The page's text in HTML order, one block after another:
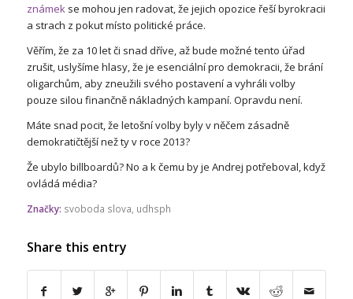
známekse mohou jen radovat, že jejich opozice řeší byrokracii
a strach z pokut místo politické práce.
Věřím, že za 10 let či snad dříve, až bude možné tento úřad
zrušit, uslyšíme hlasy, že je esenciální pro demokracii, že brání
oligarchům, aby zneužili svého postavení a vyhráli volby
pouze silou finančně nákladných kampaní. Opravdu není.
Máte snad pocit, že letošní volby byly v něčem zásadně
demokratičtější než ty v roce 2013?
Že ubylo billboardů? No a k čemu by je Andrej potřeboval, když
ovládá média?
Značky: svoboda slova udhsph
Share this entry